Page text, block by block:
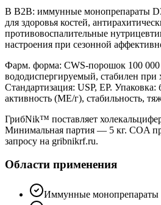
В B2B: иммунные монопрепараты
для здоровья костей,
противовоспалительные
настроения при сезонной
Фарм. форма: CWS-порошок 100
вододиспергируемый, стабилен при
Стандартизация: USP, EP.
активность (МЕ/г), стабильность,
ГрибNik™ поставляет
Минимальная партия — 5 кг. COA
запросу на gribnikrf.ru.
Области применения
Иммунные монопрепараты